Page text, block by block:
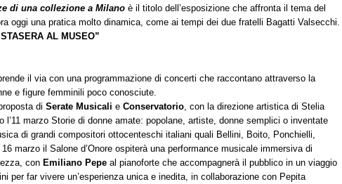
di una collezione a Milano è il titolo dell’esposizione che affronta il tema del
oggi una pratica molto dinamica, come ai tempi dei due fratelli Bagatti Valsecchi.
AL MUSEO”
il via con una programmazione di concerti che raccontano attraverso la
e figure femminili poco conosciute.
di Serate Musicali e Conservatorio , con la direzione artistica di Stelia
l’11 marzo Storie di donne amate: popolane, artiste, donne semplici o inventate
di grandi compositori ottocenteschi italiani quali Bellini, Boito, Ponchielli,
marzo il Salone d’Onore ospiterà una performance musicale immersiva di
con Emiliano Pepe al pianoforte che accompagnerà il pubblico in un viaggio
per far vivere un’esperienza unica e inedita, in collaborazione con Pepita